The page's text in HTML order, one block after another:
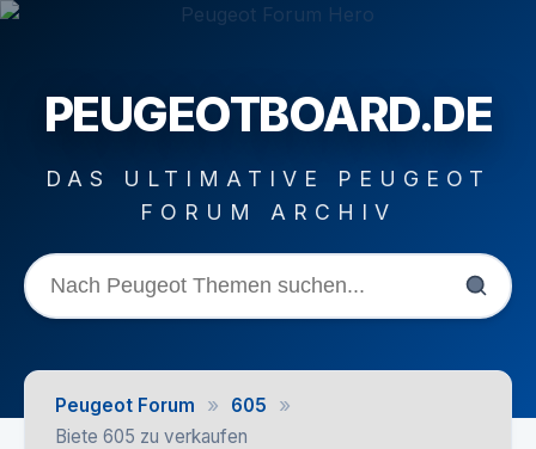
PEUGEOTBOARD.DE
DAS ULTIMATIVE PEUGEOT
FORUM ARCHIV
Peugeot Forum » 605 »
Biete 605 zu verkaufen